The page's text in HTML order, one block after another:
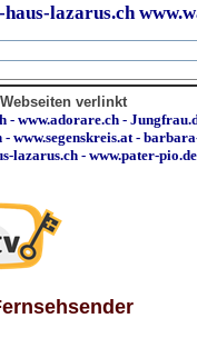
haus-lazarus.ch
verlinkt
- www.adorare.ch -
- www.segenskreis.at -
lazarus.ch - www.pater-pio.de